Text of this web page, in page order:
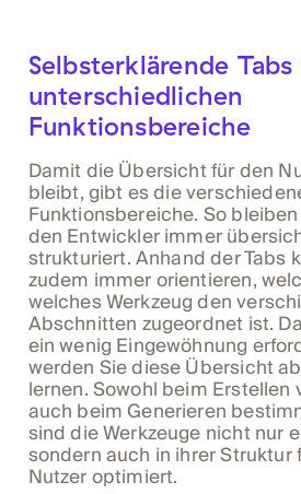
Selbsterklärende
unterschiedlichen
Funktionsbereiche
Damit die Übersicht für den
bleibt, gibt es die
Funktionsbereiche. So
den Entwickler immer
strukturiert. Anhand der Tabs
zudem immer orientieren,
welches Werkzeug den
Abschnitten zugeordnet ist.
ein wenig Eingewöhnung
werden Sie diese Übersicht
lernen. Sowohl beim
auch beim Generieren
sind die Werkzeuge nicht nur
sondern auch in ihrer Struktur
Nutzer optimiert.